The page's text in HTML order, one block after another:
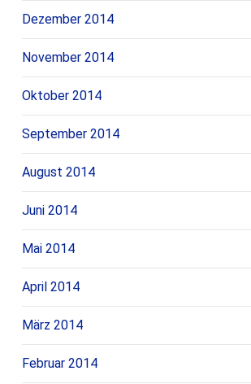
Dezember 2014
November 2014
Oktober 2014
September 2014
August 2014
Juni 2014
Mai 2014
April 2014
März 2014
Februar 2014